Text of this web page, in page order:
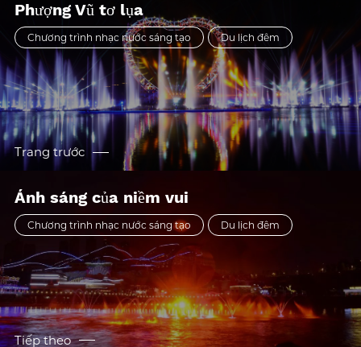
Phượng Vũ tơ lụa
Chương trình nhạc nước sáng tạo Du lịch đêm
Trang trước
Ánh sáng của niềm vui
Chương trình nhạc nước sáng tạo Du lịch đêm
Tiếp theo